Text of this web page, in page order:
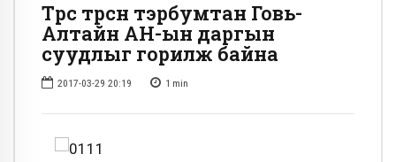
Төрөөс төрсөн тэрбумтан Говь-
Алтайн АН-ын даргын
суудлыг горилж байна
2017-03-29 20:19 1 min